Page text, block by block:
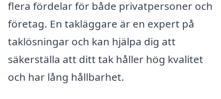
flera fördelar för både privatpersoner och
företag. En takläggare är en expert på
taklösningar och kan hjälpa dig att
säkerställa att ditt tak håller hög kvalitet
och har lång hållbarhet.